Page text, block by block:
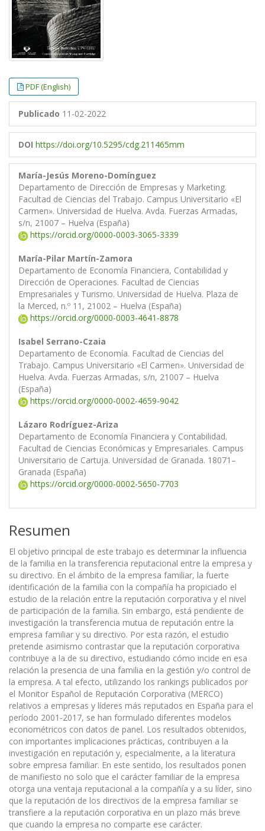
PDF (English)
Publicado 11-02-2022
DOI https://doi.org/10.5295/cdg.211465mm
María-Jesús Moreno-Domínguez
Departamento de Dirección de Empresas y Marketing.
Facultad de Ciencias del Trabajo. Campus Universitario «El
Carmen». Universidad de Huelva. Avda. Fuerzas Armadas,
s/n, 21007 – Huelva (España)
https://orcid.org/0000-0003-3065-3339
María-Pilar Martín-Zamora
Departamento de Economía Financiera, Contabilidad y
Dirección de Operaciones. Facultad de Ciencias
Empresariales y Turismo. Universidad de Huelva. Plaza de
la Merced, n.º 11, 21002 – Huelva (España)
https://orcid.org/0000-0003-4641-8878
Isabel Serrano-Czaia
Departamento de Economía. Facultad de Ciencias del
Trabajo. Campus Universitario «El Carmen». Universidad de
Huelva. Avda. Fuerzas Armadas, s/n, 21007 – Huelva
(España)
https://orcid.org/0000-0002-4659-9042
Lázaro Rodríguez-Ariza
Departamento de Economía Financiera y Contabilidad.
Facultad de Ciencias Económicas y Empresariales. Campus
Universitario de Cartuja. Universidad de Granada. 18071–
Granada (España)
https://orcid.org/0000-0002-5650-7703
Resumen
El objetivo principal de este trabajo es determinar la influencia
de la familia en la transferencia reputacional entre la empresa y
su directivo. En el ámbito de la empresa familiar, la fuerte
identificación de la familia con la compañía ha propiciado el
estudio de la relación entre la reputación corporativa y el nivel
de participación de la familia. Sin embargo, está pendiente de
investigación la transferencia mutua de reputación entre la
empresa familiar y su directivo. Por esta razón, el estudio
pretende asimismo contrastar que la reputación corporativa
contribuye a la de su directivo, estudiando cómo incide en esa
relación la presencia de una familia en la gestión y/o control de
la empresa. A tal efecto, utilizando los rankings publicados por
el Monitor Español de Reputación Corporativa (MERCO)
relativos a empresas y líderes más reputados en España para el
período 2001-2017, se han formulado diferentes modelos
econométricos con datos de panel. Los resultados obtenidos,
con importantes implicaciones prácticas, contribuyen a la
investigación en reputación y, especialmente, a la literatura
sobre empresa familiar. En este sentido, los resultados ponen
de manifiesto no solo que el carácter familiar de la empresa
otorga una ventaja reputacional a la compañía y a su líder, sino
que la reputación de los directivos de la empresa familiar se
transfiere a la reputación corporativa en un plazo más breve
que cuando la empresa no comparte ese carácter.